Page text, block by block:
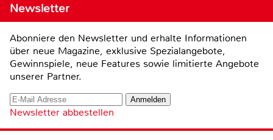
Newsletter
Abonniere den Newsletter und erhalte Informationen
über neue Magazine, exklusive Spezialangebote,
Gewinnspiele, neue Features sowie limitierte Angebote
unserer Partner.
Newsletter abbestellen